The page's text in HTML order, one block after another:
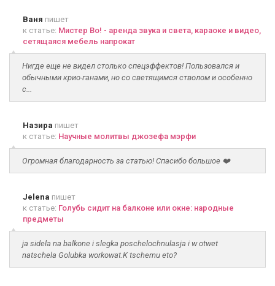
Ваня пишет
к статье: Мистер Во! - аренда звука и света, караоке и видео,
сетящаяся мебель напрокат
Нигде еще не видел столько спецэффектов! Пользовался и
обычными крио-ганами, но со светящимся стволом и особенно
с...
Назира пишет
к статье: Научные молитвы джозефа мэрфи
Огромная благодарность за статью! Спасибо большое ❤️
Jelena пишет
к статье: Голубь сидит на балконе или окне: народные
предметы
ja sidela na balkone i slegka poschelochnulasja i w otwet
natschela Golubka workowat.K tschemu eto?